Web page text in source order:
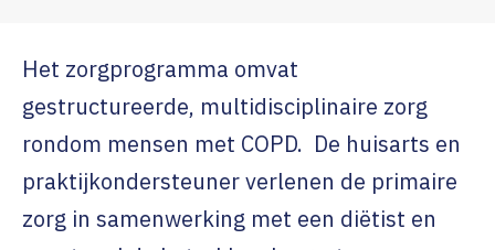
Het zorgprogramma omvat
gestructureerde, multidisciplinaire zorg
rondom mensen met COPD. De huisarts en
praktijkondersteuner verlenen de primaire
zorg in samenwerking met een diëtist en